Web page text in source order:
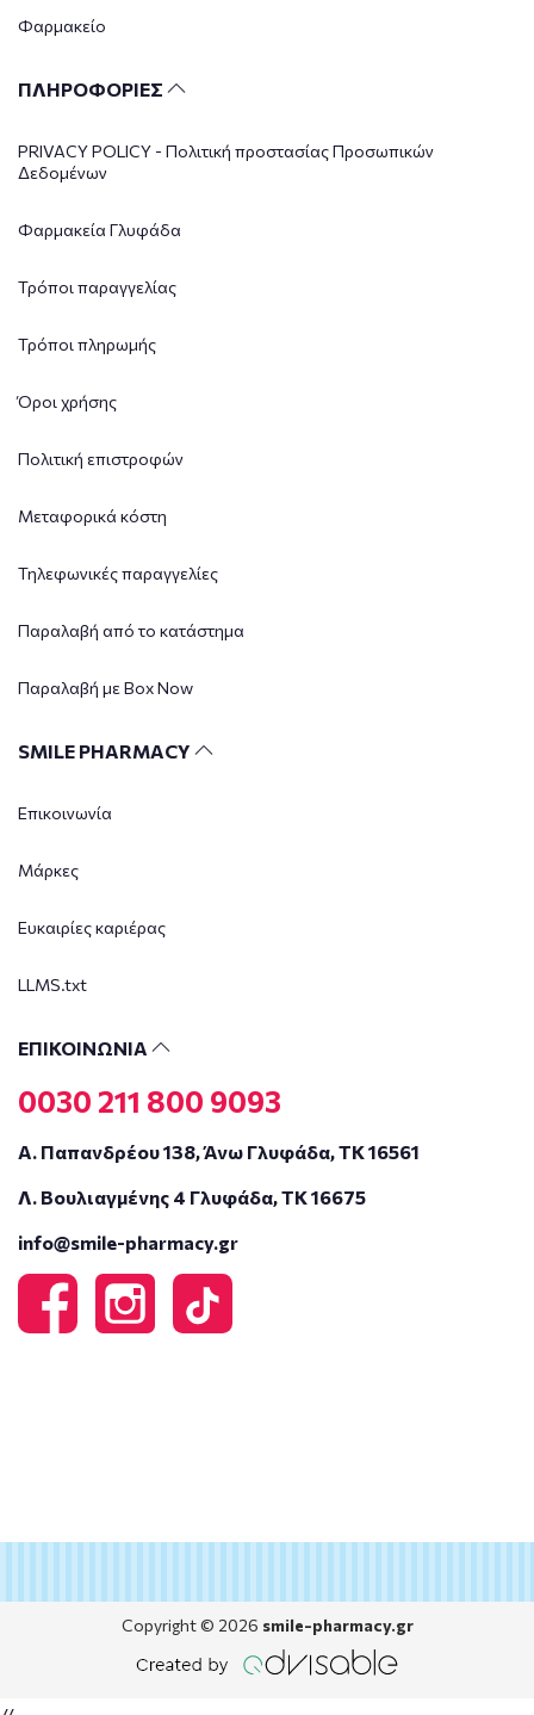
Φαρμακείο
ΠΛΗΡΟΦΟΡΙΕΣ
PRIVACY POLICY - Πολιτική προστασίας Προσωπικών
Δεδομένων
Φαρμακεία Γλυφάδα
Τρόποι παραγγελίας
Τρόποι πληρωμής
Όροι χρήσης
Πολιτική επιστροφών
Μεταφορικά κόστη
Τηλεφωνικές παραγγελίες
Παραλαβή από το κατάστημα
Παραλαβή με Box Now
SMILE PHARMACY
Επικοινωνία
Μάρκες
Ευκαιρίες καριέρας
LLMS.txt
ΕΠΙΚΟΙΝΩΝΙΑ
0030 211 800 9093
Α. Παπανδρέου 138, Άνω Γλυφάδα, ΤΚ 16561
Λ. Βουλιαγμένης 4 Γλυφάδα, ΤΚ 16675
info@smile-pharmacy.gr
Copyright © 2026 smile-pharmacy.gr